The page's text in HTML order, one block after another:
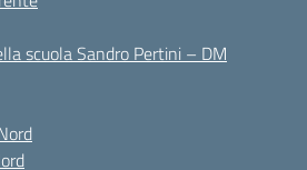
scuola Sandro Pertini – DM